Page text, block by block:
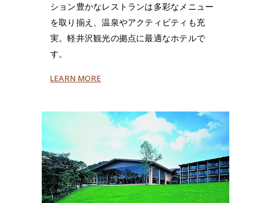
ション豊かなレストランは多彩なメニュー
を取り揃え、温泉やアクティビティも充
実。軽井沢観光の拠点に最適なホテルで
す。
LEARN MORE